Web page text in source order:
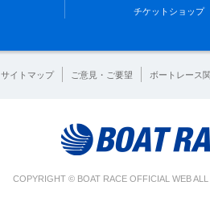
チケットショップ
サイトマップ ご意見・ご要望 ボートレース
COPYRIGHT © BOAT RACE OFFICIAL WEB ALL